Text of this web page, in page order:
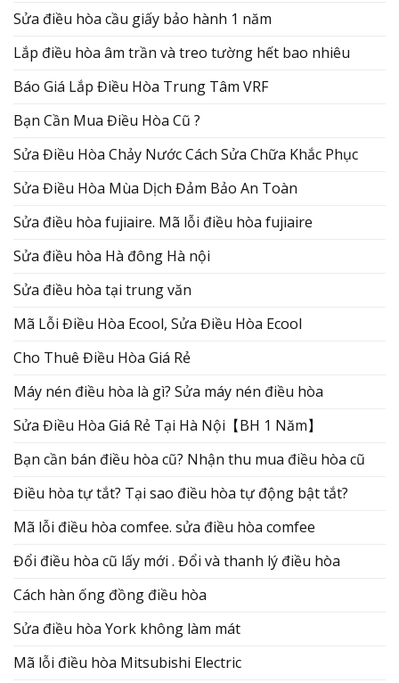
Sửa điều hòa cầu giấy bảo hành 1 năm
Lắp điều hòa âm trần và treo tường hết bao nhiêu
Báo Giá Lắp Điều Hòa Trung Tâm VRF
Bạn Cần Mua Điều Hòa Cũ ?
Sửa Điều Hòa Chảy Nước Cách Sửa Chữa Khắc Phục
Sửa Điều Hòa Mùa Dịch Đảm Bảo An Toàn
Sửa điều hòa fujiaire. Mã lỗi điều hòa fujiaire
Sửa điều hòa Hà đông Hà nội
Sửa điều hòa tại trung văn
Mã Lỗi Điều Hòa Ecool, Sửa Điều Hòa Ecool
Cho Thuê Điều Hòa Giá Rẻ
Máy nén điều hòa là gì? Sửa máy nén điều hòa
Sửa Điều Hòa Giá Rẻ Tại Hà Nội【BH 1 Năm】
Bạn cần bán điều hòa cũ? Nhận thu mua điều hòa cũ
Điều hòa tự tắt? Tại sao điều hòa tự động bật tắt?
Mã lỗi điều hòa comfee. sửa điều hòa comfee
Đổi điều hòa cũ lấy mới . Đổi và thanh lý điều hòa
Cách hàn ống đồng điều hòa
Sửa điều hòa York không làm mát
Mã lỗi điều hòa Mitsubishi Electric